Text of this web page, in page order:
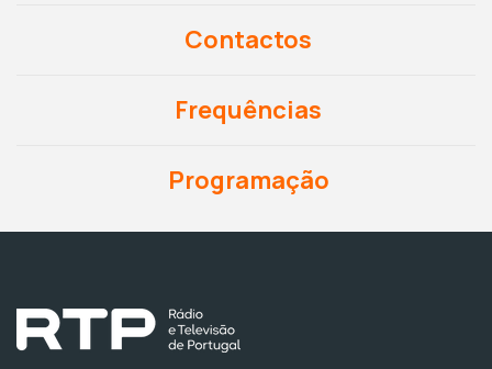
Contactos
Frequências
Programação